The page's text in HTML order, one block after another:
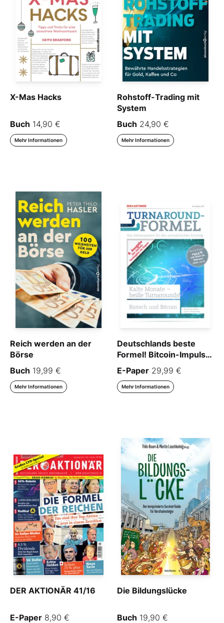
X-Mas Hacks
Buch 14,90 €
Mehr Informationen
Rohstoff-Trading mit
System
Buch 24,90 €
Mehr Informationen
Reich werden an der
Börse
Buch 19,99 €
Mehr Informationen
Deutschlands beste
Formel! Bitcoin-Impuls
und Biotech-200-
Prozent-Chance
E-Paper 29,99 €
Mehr Informationen
DER AKTIONÄR 41/16
E-Paper 8,90 €
Die Bildungslücke
Buch 19,90 €